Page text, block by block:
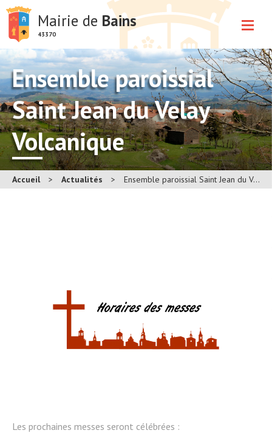
Mairie de Bains
43370
Ensemble paroissial
Saint Jean du Velay
Volcanique
Accueil > Actualités > Ensemble paroissial Saint Jean du Velay Volcanique
Les prochaines messes seront célébrées :